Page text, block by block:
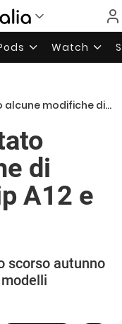
Watch
di sicurezza ai chip A12 e A13
di
A12 e
scorso autunno